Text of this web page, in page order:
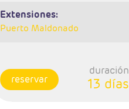
extensiones:
Puerto Maldonado
reservar
duración
13 días